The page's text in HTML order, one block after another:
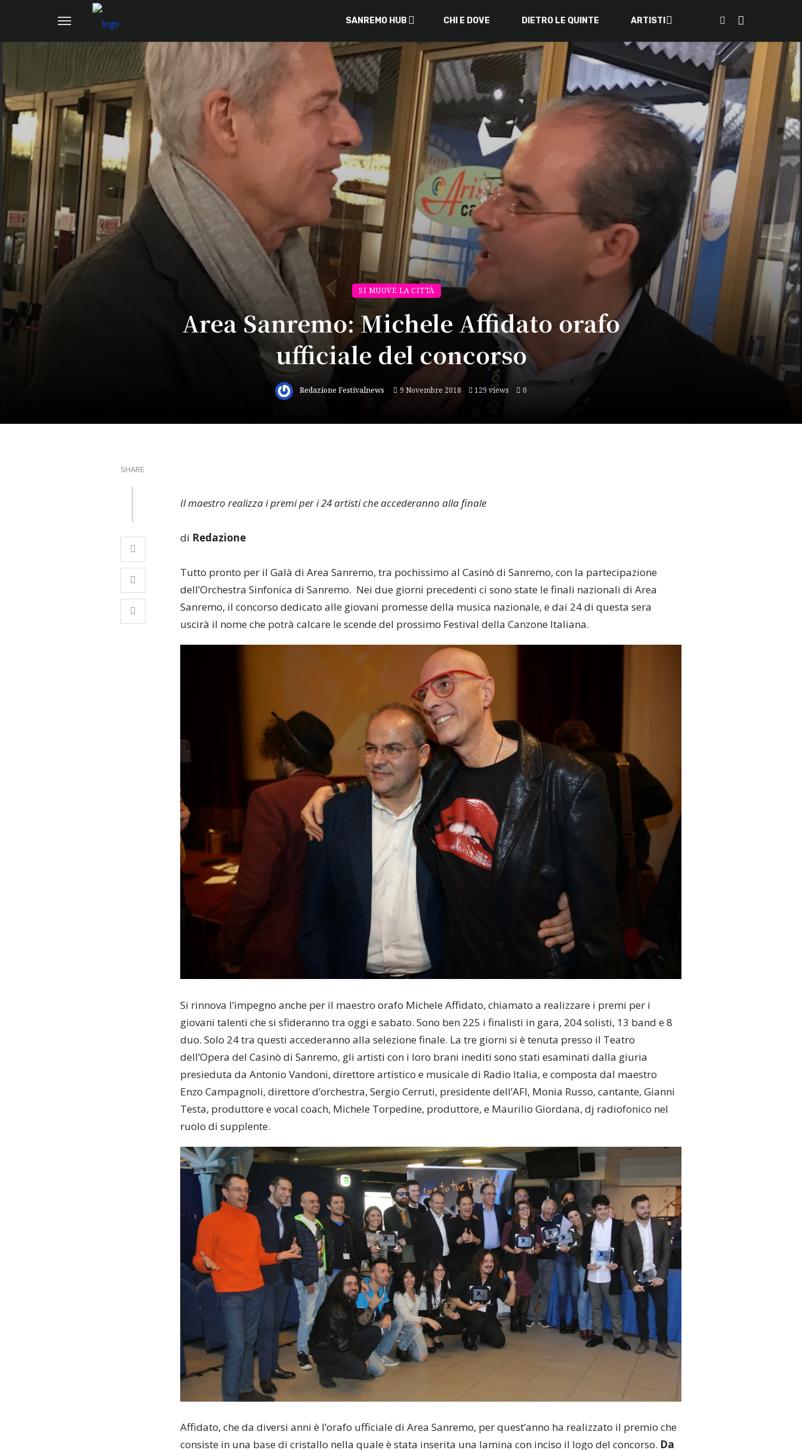
SANREMO HUB CHI E DOVE DIETRO LE QUINTE ARTISTI
SI MUOVE LA CITTÀ
Area Sanremo: Michele Affidato orafo
ufficiale del concorso
Redazione Festivalnews 9 Novembre 2018 129 views 0
SHARE
Il maestro realizza i premi per i 24 artisti che accederanno alla finale
di Redazione
Tutto pronto per il Galà di Area Sanremo, tra pochissimo al Casinò di Sanremo, con la partecipazione
dell’Orchestra Sinfonica di Sanremo. Nei due giorni precedenti ci sono state le finali nazionali di Area
Sanremo, il concorso dedicato alle giovani promesse della musica nazionale, e dai 24 di questa sera
uscirà il nome che potrà calcare le scende del prossimo Festival della Canzone Italiana.
Si rinnova l’impegno anche per il maestro orafo Michele Affidato, chiamato a realizzare i premi per i
giovani talenti che si sfideranno tra oggi e sabato. Sono ben 225 i finalisti in gara, 204 solisti, 13 band e 8
duo. Solo 24 tra questi accederanno alla selezione finale. La tre giorni si è tenuta presso il Teatro
dell’Opera del Casinò di Sanremo, gli artisti con i loro brani inediti sono stati esaminati dalla giuria
presieduta da Antonio Vandoni, direttore artistico e musicale di Radio Italia, e composta dal maestro
Enzo Campagnoli, direttore d’orchestra, Sergio Cerruti, presidente dell’AFI, Monia Russo, cantante, Gianni
Testa, produttore e vocal coach, Michele Torpedine, produttore, e Maurilio Giordana, dj radiofonico nel
ruolo di supplente.
Affidato, che da diversi anni è l’orafo ufficiale di Area Sanremo, per quest’anno ha realizzato il premio che
consiste in una base di cristallo nella quale è stata inserita una lamina con inciso il logo del concorso. Da